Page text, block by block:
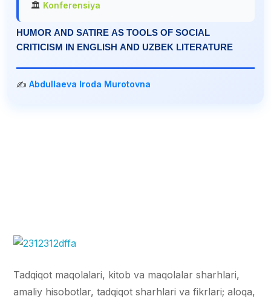
🏛️ Konferensiya
HUMOR AND SATIRE AS TOOLS OF SOCIAL
CRITICISM IN ENGLISH AND UZBEK LITERATURE
✍️ Abdullaeva Iroda Murotovna
Tadqiqot maqolalari, kitob va maqolalar sharhlari,
amaliy hisobotlar, tadqiqot sharhlari va fikrlari; aloqa,